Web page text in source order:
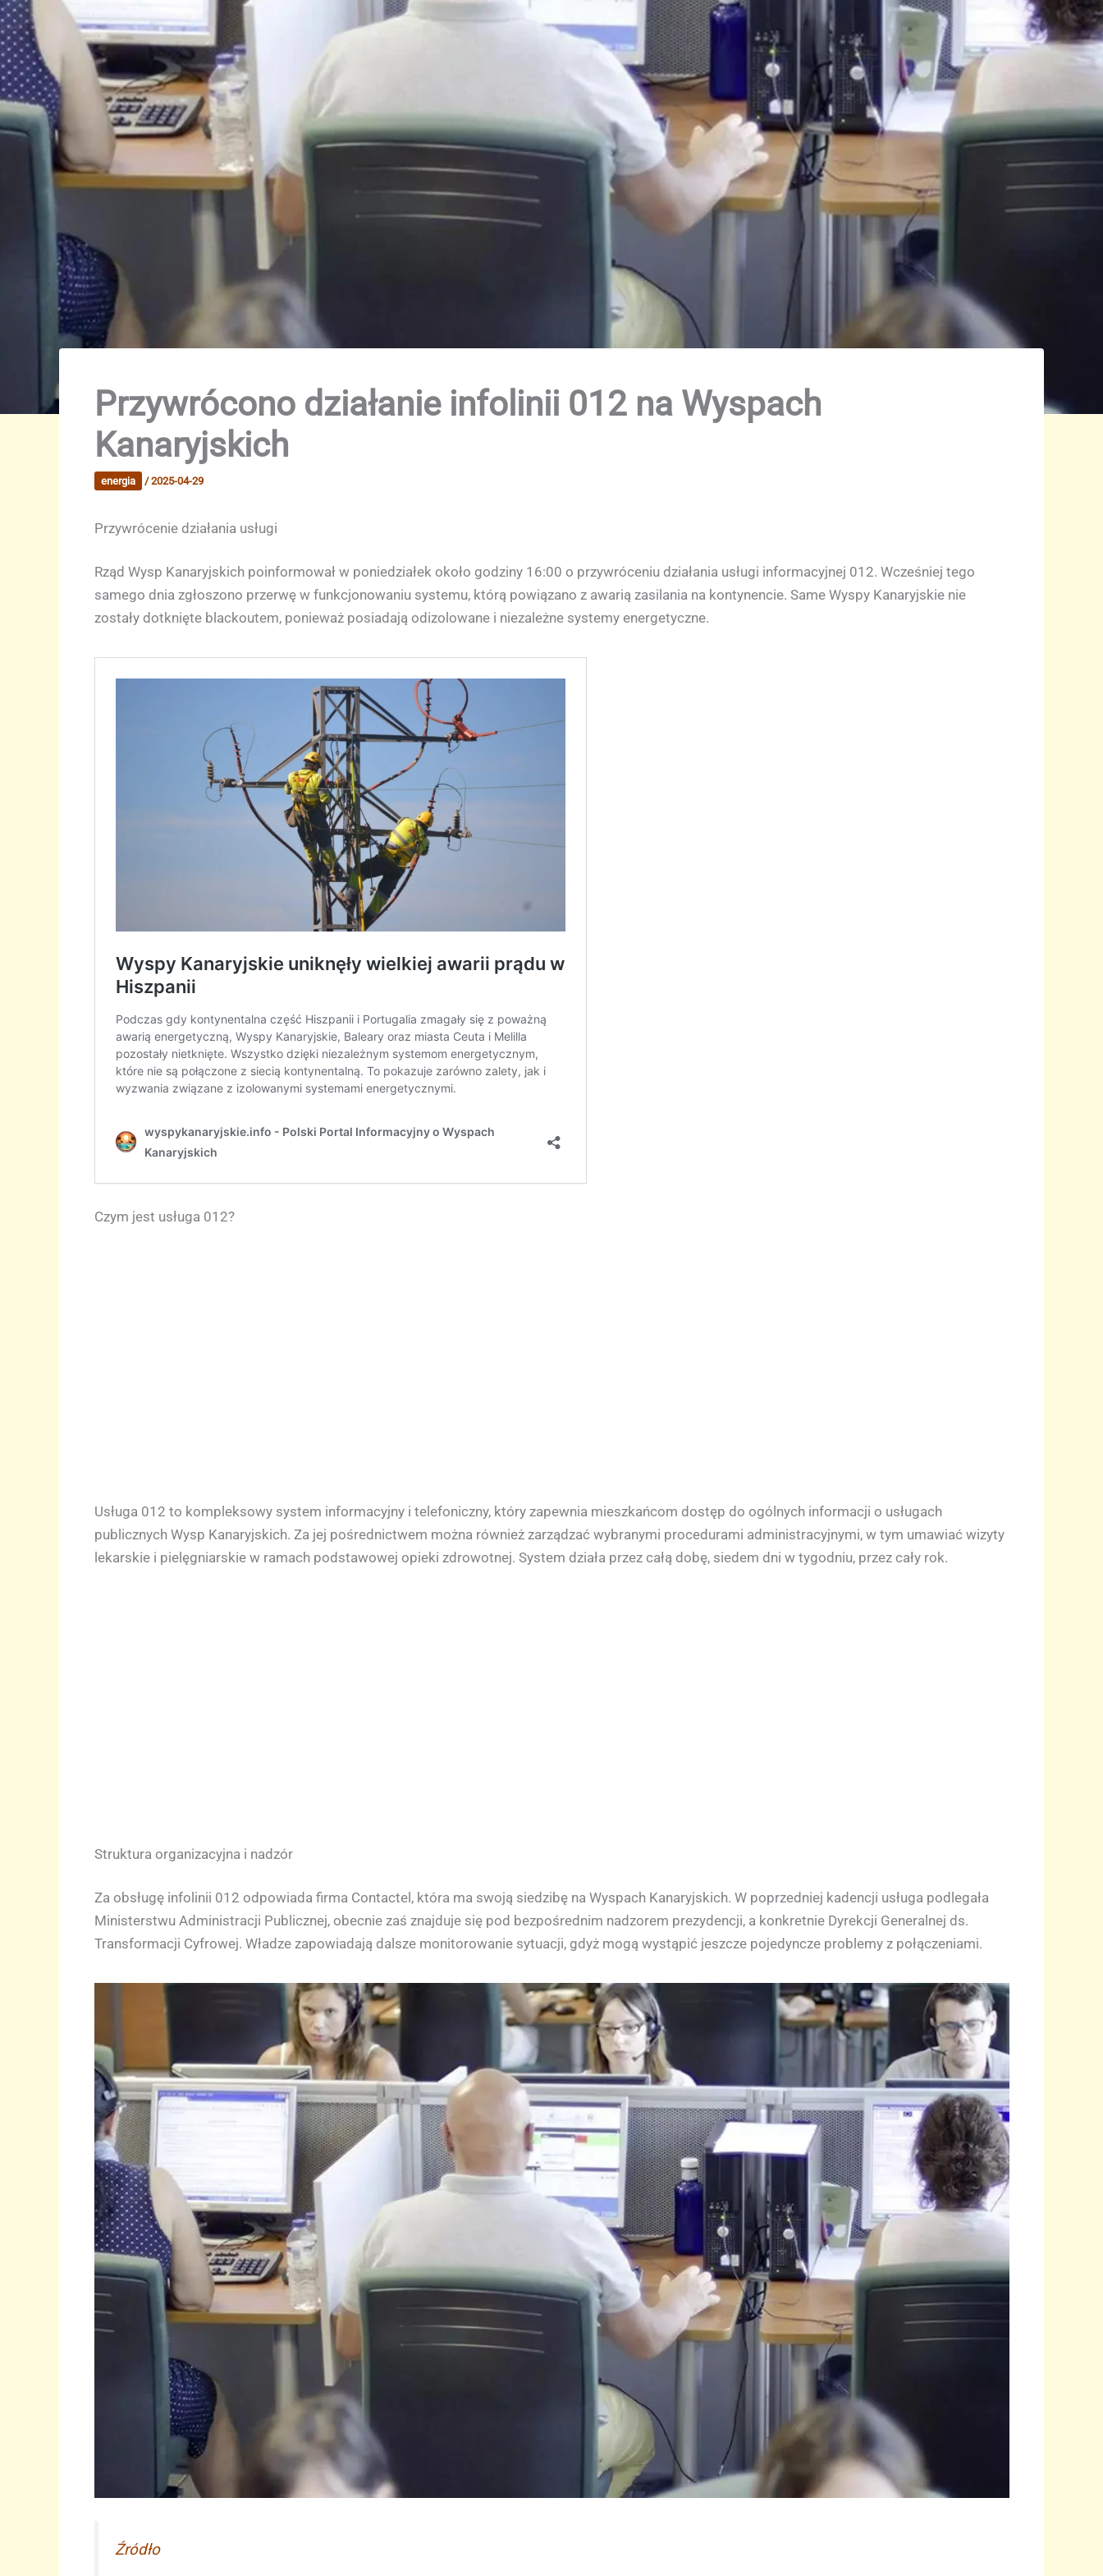
Przywrócono działanie infolinii 012 na Wyspach
Kanaryjskich
energia /2025-04-29
Przywrócenie działania usługi
Rząd Wysp Kanaryjskich poinformował w poniedziałek około godziny 16:00 o przywróceniu działania usługi informacyjnej 012. Wcześniej tego
samego dnia zgłoszono przerwę w funkcjonowaniu systemu, którą powiązano z awarią zasilania na kontynencie. Same Wyspy Kanaryjskie nie
zostały dotknięte blackoutem, ponieważ posiadają odizolowane i niezależne systemy energetyczne.
Czym jest usługa 012?
Usługa 012 to kompleksowy system informacyjny i telefoniczny, który zapewnia mieszkańcom dostęp do ogólnych informacji o usługach
publicznych Wysp Kanaryjskich. Za jej pośrednictwem można również zarządzać wybranymi procedurami administracyjnymi, w tym umawiać wizyty
lekarskie i pielęgniarskie w ramach podstawowej opieki zdrowotnej. System działa przez całą dobę, siedem dni w tygodniu, przez cały rok.
Struktura organizacyjna i nadzór
Za obsługę infolinii 012 odpowiada firma Contactel, która ma swoją siedzibę na Wyspach Kanaryjskich. W poprzedniej kadencji usługa podlegała
Ministerstwu Administracji Publicznej, obecnie zaś znajduje się pod bezpośrednim nadzorem prezydencji, a konkretnie Dyrekcji Generalnej ds.
Transformacji Cyfrowej. Władze zapowiadają dalsze monitorowanie sytuacji, gdyż mogą wystąpić jeszcze pojedyncze problemy z połączeniami.
Źródło